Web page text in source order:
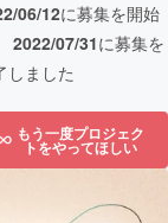
06/12に募集を開始
2022/07/31に募集を
しました
もう一度プロジェク
トをやってほしい